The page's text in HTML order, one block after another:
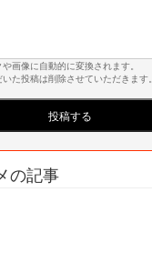
画像に自動的に変換されます。
た投稿は削除させていただきます。
の記事